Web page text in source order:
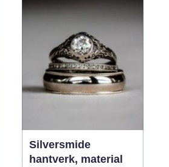
Silversmide
hantverk, material